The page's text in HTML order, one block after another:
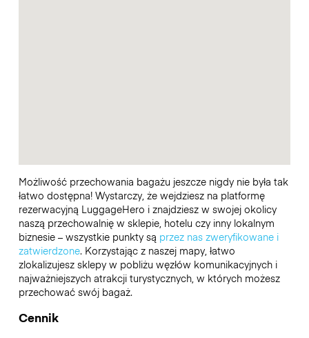
Możliwość przechowania bagażu jeszcze nigdy nie była tak
łatwo dostępna! Wystarczy, że wejdziesz na platformę
rezerwacyjną LuggageHero i znajdziesz w swojej okolicy
naszą przechowalnię w sklepie, hotelu czy inny lokalnym
biznesie – wszystkie punkty są przez nas zweryfikowane i
zatwierdzone. Korzystając z naszej mapy, łatwo
zlokalizujesz sklepy w pobliżu węzłów komunikacyjnych i
najważniejszych atrakcji turystycznych, w których możesz
przechować swój bagaż.
Cennik